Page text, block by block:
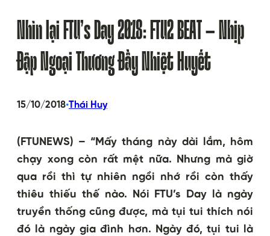
Nhìn lại FTU’s Day 2018: FTU2 BEAT – Nhịp
Đập Ngoại Thương Đầy Nhiệt Huyết
15/10/2018•Thái Huy
(FTUNEWS) – “Mấy tháng này dài lắm, hôm
chạy xong còn rất mệt nữa. Nhưng mà giờ
qua rồi thì tự nhiên ngồi nhớ rồi còn thấy
thiêu thiếu thế nào. Nói FTU’s Day là ngày
truyền thống cũng được, mà tụi tui thích nói
đó là ngày gia đình hơn. Ngày đó, tụi tui là